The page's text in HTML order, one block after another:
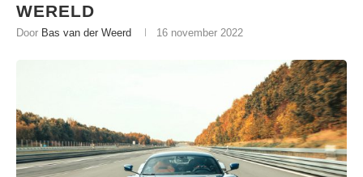
WERELD
Door Bas van der Weerd 16 november 2022